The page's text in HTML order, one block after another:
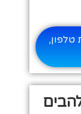
טלפון,